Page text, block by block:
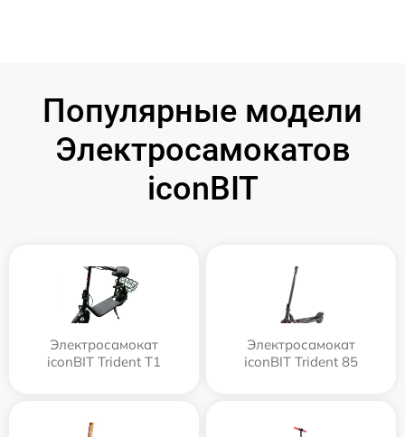
Популярные модели
Электросамокатов
iconBIT
Электросамокат
iconBIT Trident T1
Электросамокат
iconBIT Trident 85